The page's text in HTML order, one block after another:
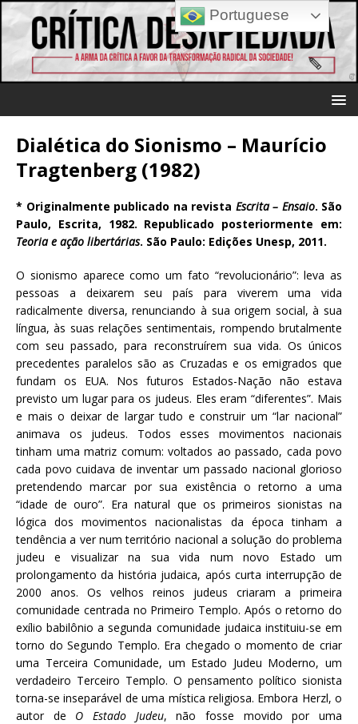
Dialética do Sionismo – Maurício
Tragtenberg (1982)
* Originalmente publicado na revista Escrita – Ensaio. São
Paulo, Escrita, 1982. Republicado posteriormente em:
Teoria e ação libertárias. São Paulo: Edições Unesp, 2011.
O sionismo aparece como um fato “revolucionário”: leva as
pessoas a deixarem seu país para viverem uma vida
radicalmente diversa, renunciando à sua origem social, à sua
língua, às suas relações sentimentais, rompendo brutalmente
com seu passado, para reconstruírem sua vida. Os únicos
precedentes paralelos são as Cruzadas e os emigrados que
fundam os EUA. Nos futuros Estados-Nação não estava
previsto um lugar para os judeus. Eles eram “diferentes”. Mais
e mais o deixar de largar tudo e construir um “lar nacional”
animava os judeus. Todos esses movimentos nacionais
tinham uma matriz comum: voltados ao passado, cada povo
cada povo cuidava de inventar um passado nacional glorioso
pretendendo marcar por sua existência o retorno a uma
“idade de ouro”. Era natural que os primeiros sionistas na
lógica dos movimentos nacionalistas da época tinham a
tendência a ver num território nacional a solução do problema
judeu e visualizar na sua vida num novo Estado um
prolongamento da história judaica, após curta interrupção de
2000 anos. Os velhos reinos judeus criaram a primeira
comunidade centrada no Primeiro Templo. Após o retorno do
exílio babilônio a segunda comunidade judaica instituiu-se em
torno do Segundo Templo. Era chegado o momento de criar
uma Terceira Comunidade, um Estado Judeu Moderno, um
verdadeiro Terceiro Templo. O pensamento político sionista
torna-se inseparável de uma mística religiosa. Embora Herzl, o
autor de O Estado Judeu, não fosse movido por uma
Portuguese